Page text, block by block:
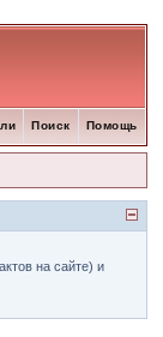
Помощь
Поиск
на сайте) и